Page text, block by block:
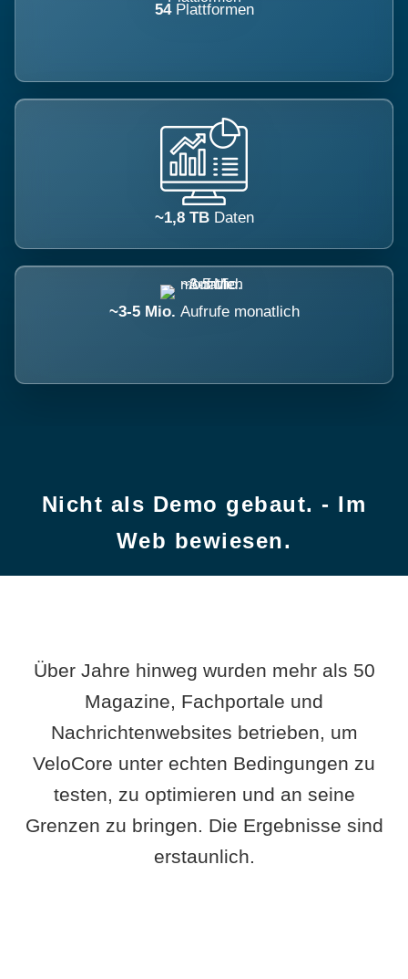
54 Plattformen
~1,8 TB Daten
~3-5 Mio. Aufrufe monatlich
Nicht als Demo gebaut. - Im
Web bewiesen.
Über Jahre hinweg wurden mehr als 50
Magazine, Fachportale und
Nachrichtenwebsites betrieben, um
VeloCore unter echten Bedingungen zu
testen, zu optimieren und an seine
Grenzen zu bringen. Die Ergebnisse sind
erstaunlich.